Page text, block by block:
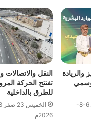
والريادة
الخميس 23 صفر 1448هـ 6-8-
النقل والاتصالات
تفتتح الحركة
للطرق بالداخلية
2026م